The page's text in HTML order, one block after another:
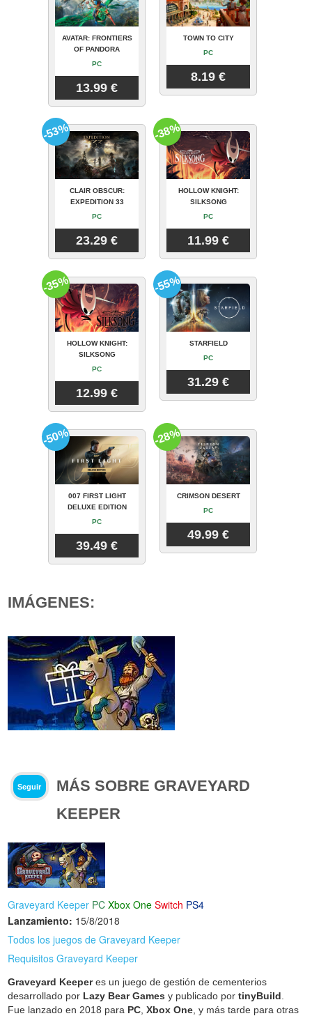
AVATAR: FRONTIERS
OF PANDORA
PC
13.99 €
TOWN TO CITY
PC
8.19 €
CLAIR OBSCUR:
EXPEDITION 33
PC
23.29 €
-53%
HOLLOW KNIGHT:
SILKSONG
PC
11.99 €
-38%
HOLLOW KNIGHT:
SILKSONG
PC
12.99 €
-35%
STARFIELD
PC
31.29 €
-55%
007 FIRST LIGHT
DELUXE EDITION
PC
39.49 €
-50%
CRIMSON DESERT
PC
49.99 €
-28%
IMÁGENES:
Seguir
MÁS SOBRE GRAVEYARD
KEEPER
Graveyard Keeper PC Xbox One Switch PS4
Lanzamiento: 15/8/2018
Todos los juegos de Graveyard Keeper
Requisitos Graveyard Keeper
Graveyard Keeperes un juego de gestión de cementerios
desarrollado por Lazy Bear Games y publicado portinyBuild
Fue lanzado en 2018 para PC ,Xbox One , y más tarde para otras